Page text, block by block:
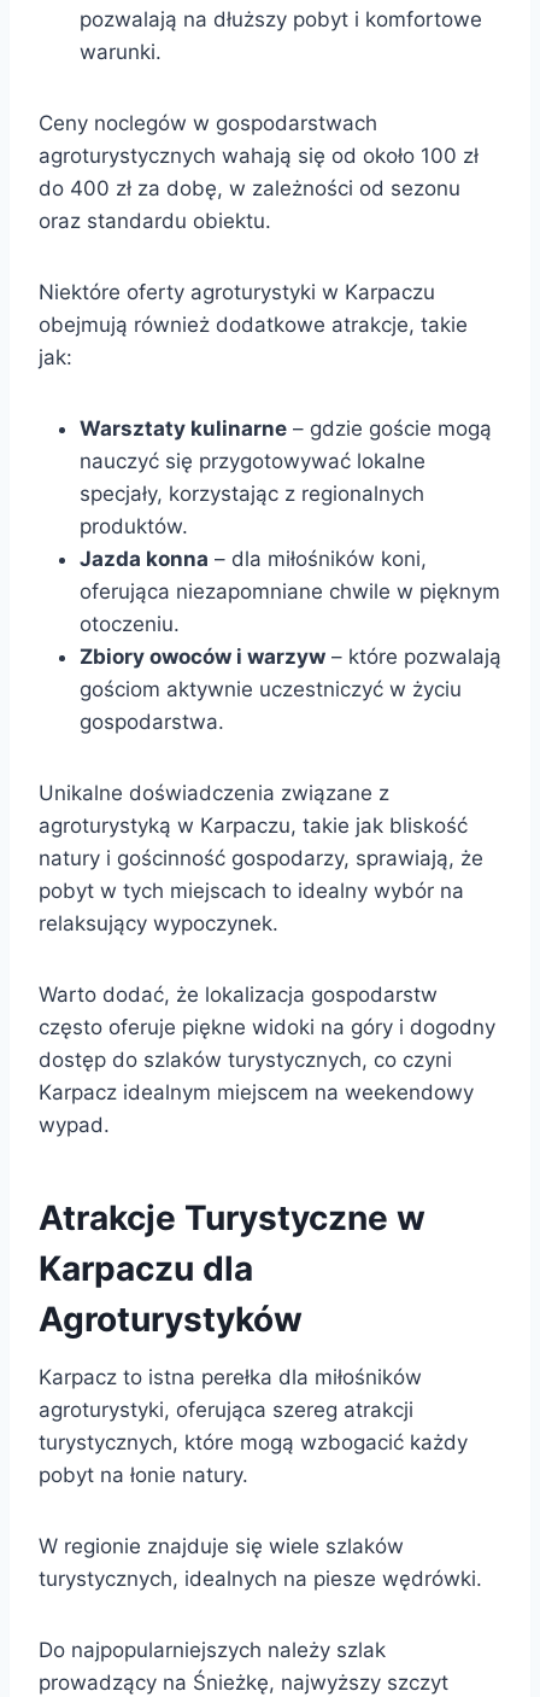
pozwalają na dłuższy pobyt i komfortowe
warunki.
Ceny noclegów w gospodarstwach
agroturystycznych wahają się od około 100 zł
do 400 zł za dobę, w zależności od sezonu
oraz standardu obiektu.
Niektóre oferty agroturystyki w Karpaczu
obejmują również dodatkowe atrakcje, takie
jak:
Warsztaty kulinarne – gdzie goście mogą
nauczyć się przygotowywać lokalne
specjały, korzystając z regionalnych
produktów.
Jazda konna – dla miłośników koni,
oferująca niezapomniane chwile w pięknym
otoczeniu.
Zbiory owoców i warzyw – które pozwalają
gościom aktywnie uczestniczyć w życiu
gospodarstwa.
Unikalne doświadczenia związane z
agroturystyką w Karpaczu, takie jak bliskość
natury i gościnność gospodarzy, sprawiają, że
pobyt w tych miejscach to idealny wybór na
relaksujący wypoczynek.
Warto dodać, że lokalizacja gospodarstw
często oferuje piękne widoki na góry i dogodny
dostęp do szlaków turystycznych, co czyni
Karpacz idealnym miejscem na weekendowy
wypad.
Atrakcje Turystyczne w
Karpaczu dla
Agroturystyków
Karpacz to istna perełka dla miłośników
agroturystyki, oferująca szereg atrakcji
turystycznych, które mogą wzbogacić każdy
pobyt na łonie natury.
W regionie znajduje się wiele szlaków
turystycznych, idealnych na piesze wędrówki.
Do najpopularniejszych należy szlak
prowadzący na Śnieżkę, najwyższy szczyt